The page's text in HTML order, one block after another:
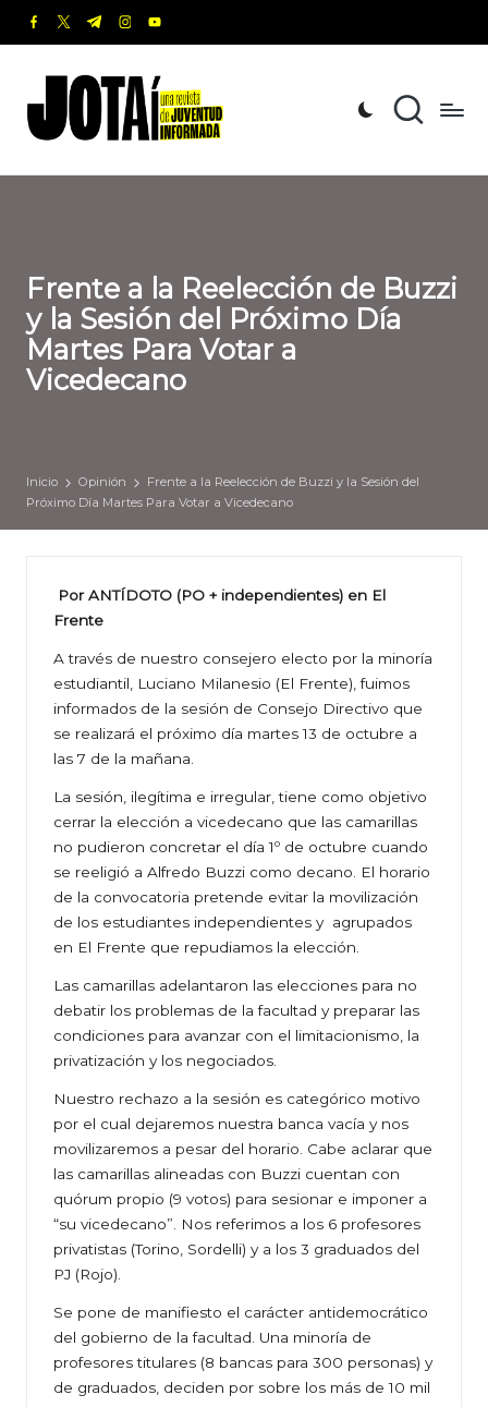
Saltar
contenido
facebook.com
twitter.com
t.me instagram.com
youtube.com
o
t
revista
de
Informada
Frente a la Reelección de Buzzi
y la Sesión del Próximo Día
Martes Para Votar a
Vicedecano
Inicio Opinión
Frente a la Reelección de Buzzi y la Sesión del
Próximo Día Martes Para Votar a Vicedecano
Por ANTÍDOTO (PO + independientes) en El
Frente
A través de nuestro consejero electo por la minoría
estudiantil, Luciano Milanesio (El Frente), fuimos
informados de la sesión de Consejo Directivo que
se realizará el próximo día martes 13 de octubre a
las 7 de la mañana.
La sesión, ilegítima e irregular, tiene como objetivo
cerrar la elección a vicedecano que las camarillas
no pudieron concretar el día 1º de octubre cuando
se reeligió a Alfredo Buzzi como decano. El horario
de la convocatoria pretende evitar la movilización
de los estudiantes independientes y agrupados
en El Frente que repudiamos la elección.
Las camarillas adelantaron las elecciones para no
debatir los problemas de la facultad y preparar las
condiciones para avanzar con el limitacionismo, la
privatización y los negociados.
Nuestro rechazo a la sesión es categórico motivo
por el cual dejaremos nuestra banca vacía y nos
movilizaremos a pesar del horario. Cabe aclarar que
las camarillas alineadas con Buzzi cuentan con
quórum propio (9 votos) para sesionar e imponer a
“su vicedecano”. Nos referimos a los 6 profesores
privatistas (Torino, Sordelli) y a los 3 graduados del
PJ (Rojo).
Se pone de manifiesto el carácter antidemocrático
del gobierno de la facultad. Una minoría de
profesores titulares (8 bancas para 300 personas) y
de graduados, deciden por sobre los más de 10 mil